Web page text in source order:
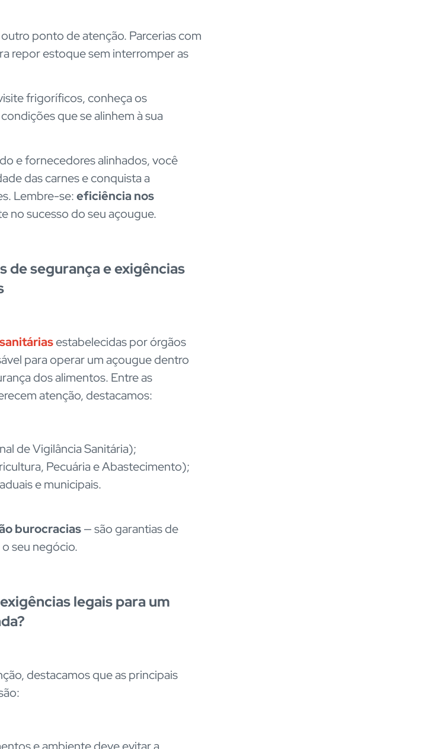
ponto de atenção. Parcerias com
repor estoque sem interromper as
frigoríficos, conheça os
que se alinhem à sua
e fornecedores alinhados, você
das carnes e conquista a
Lembre-se:eficiência nos
no sucesso do seu açougue.
de segurança e exigências
estabelecidas por órgãos
para operar um açougue dentro
dos alimentos. Entre as
atenção, destacamos:
de Vigilância Sanitária);
Pecuária e Abastecimento);
e municipais.
burocracias— são garantias de
seu negócio.
legais para um
destacamos que as principais